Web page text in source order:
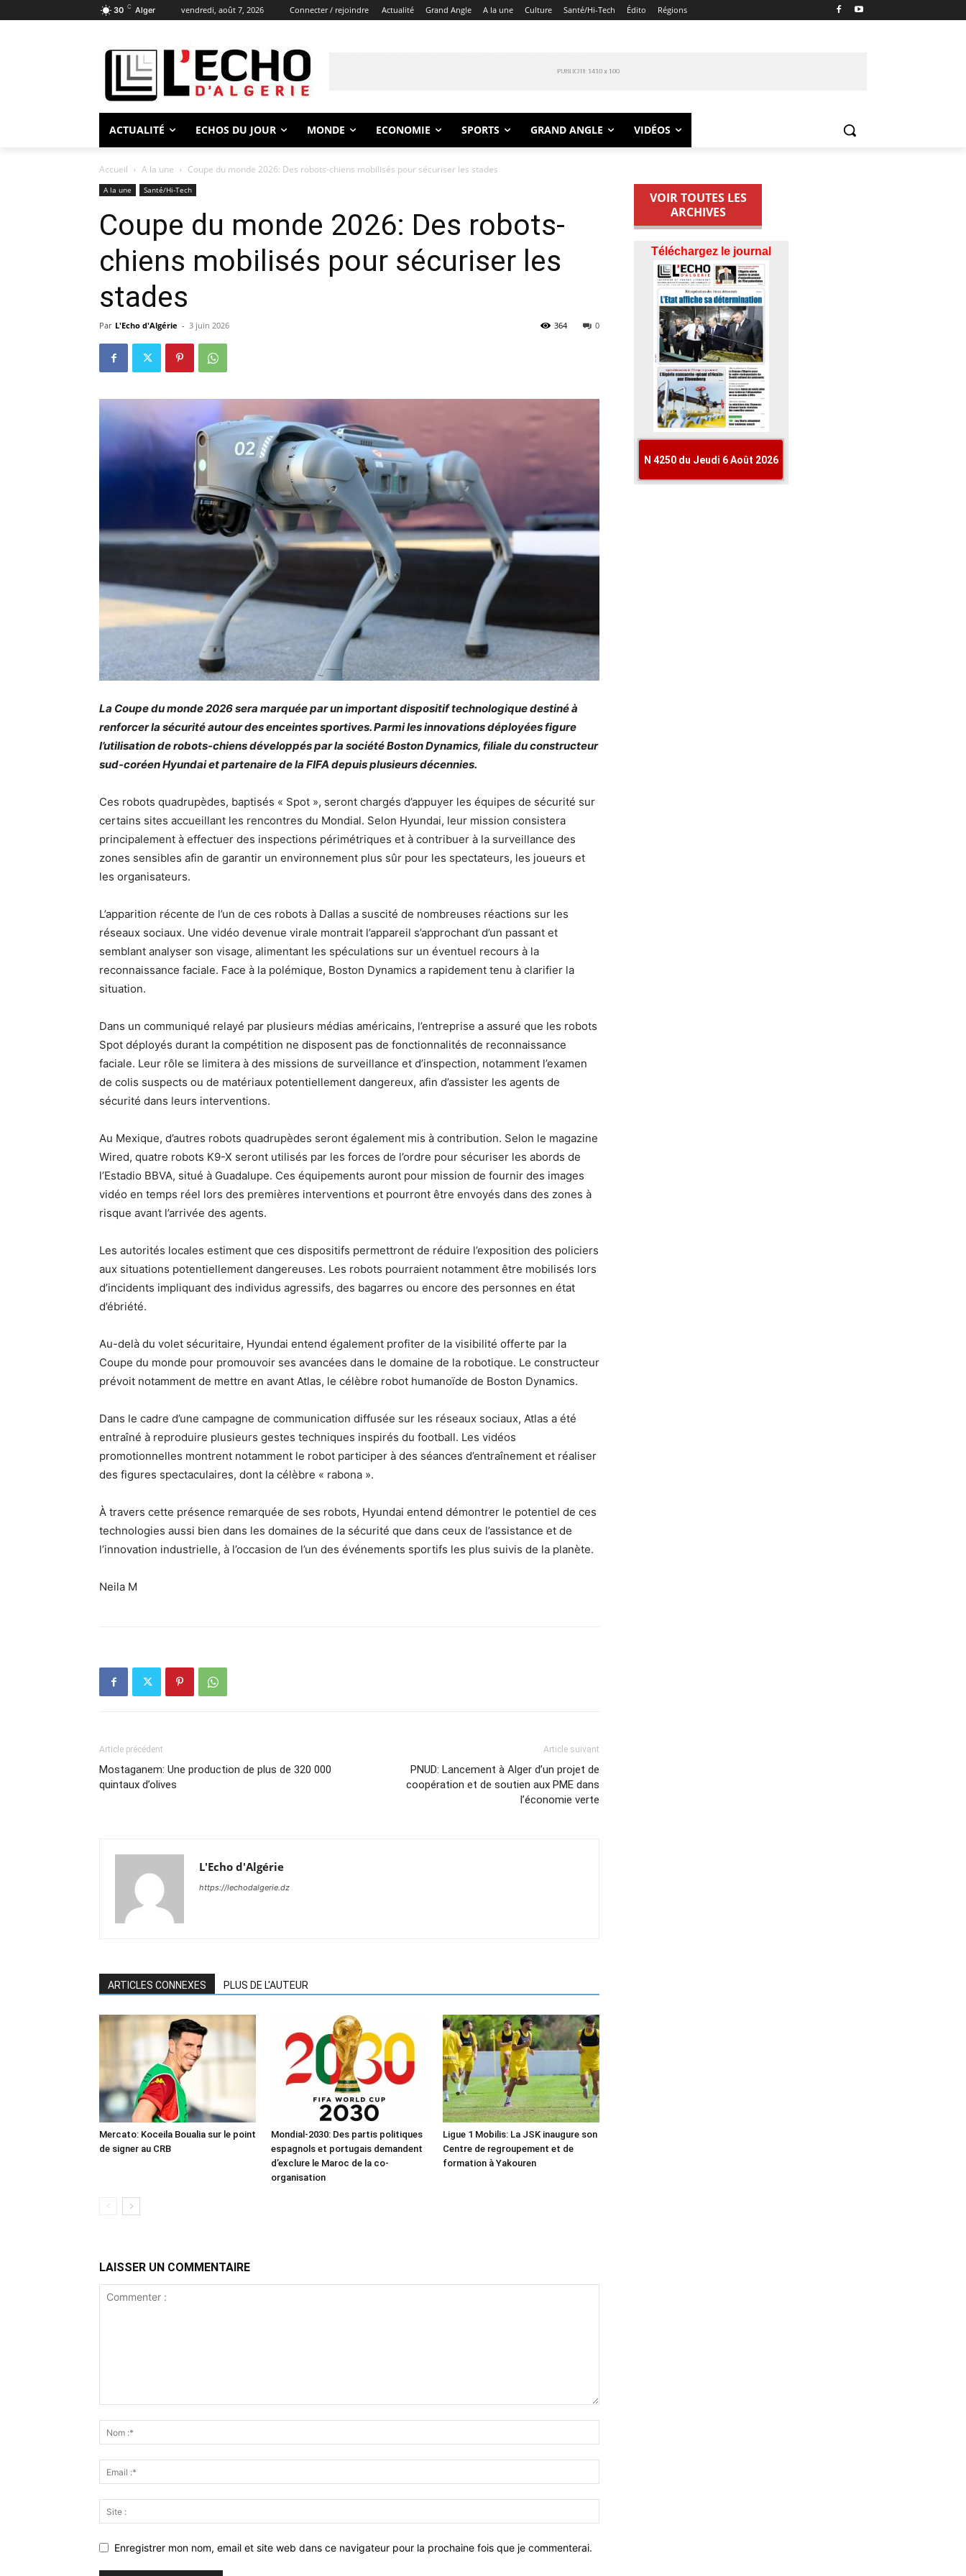
30 C Alger vendredi, août 7, 2026 Connecter / rejoindre Actualité Grand Angle A la une Culture Santé/Hi-Tech Édito Régions
ACTUALITÉ ECHOS DU JOUR MONDE ECONOMIE SPORTS GRAND ANGLE VIDÉOS
Accueil A la une Coupe du monde 2026: Des robots-chiens mobilisés pour sécuriser les stades
A la une Santé/Hi-Tech
Coupe du monde 2026: Des robots-
chiens mobilisés pour sécuriser les
stades
Par L'Echo d'Algérie - 3 juin 2026 0
364
La Coupe du monde 2026 sera marquée par un important dispositif technologique destiné à
renforcer la sécurité autour des enceintes sportives. Parmi les innovations déployées figure
l’utilisation de robots-chiens développés par la société Boston Dynamics, filiale du constructeur
sud-coréen Hyundai et partenaire de la FIFA depuis plusieurs décennies.
Ces robots quadrupèdes, baptisés « Spot », seront chargés d’appuyer les équipes de sécurité sur
certains sites accueillant les rencontres du Mondial. Selon Hyundai, leur mission consistera
principalement à effectuer des inspections périmétriques et à contribuer à la surveillance des
zones sensibles afin de garantir un environnement plus sûr pour les spectateurs, les joueurs et
les organisateurs.
L’apparition récente de l’un de ces robots à Dallas a suscité de nombreuses réactions sur les
réseaux sociaux. Une vidéo devenue virale montrait l’appareil s’approchant d’un passant et
semblant analyser son visage, alimentant les spéculations sur un éventuel recours à la
reconnaissance faciale. Face à la polémique, Boston Dynamics a rapidement tenu à clarifier la
situation.
Dans un communiqué relayé par plusieurs médias américains, l’entreprise a assuré que les robots
Spot déployés durant la compétition ne disposent pas de fonctionnalités de reconnaissance
faciale. Leur rôle se limitera à des missions de surveillance et d’inspection, notamment l’examen
de colis suspects ou de matériaux potentiellement dangereux, afin d’assister les agents de
sécurité dans leurs interventions.
Au Mexique, d’autres robots quadrupèdes seront également mis à contribution. Selon le magazine
Wired, quatre robots K9-X seront utilisés par les forces de l’ordre pour sécuriser les abords de
l’Estadio BBVA, situé à Guadalupe. Ces équipements auront pour mission de fournir des images
vidéo en temps réel lors des premières interventions et pourront être envoyés dans des zones à
risque avant l’arrivée des agents.
Les autorités locales estiment que ces dispositifs permettront de réduire l’exposition des policiers
aux situations potentiellement dangereuses. Les robots pourraient notamment être mobilisés lors
d’incidents impliquant des individus agressifs, des bagarres ou encore des personnes en état
d’ébriété.
Au-delà du volet sécuritaire, Hyundai entend également profiter de la visibilité offerte par la
Coupe du monde pour promouvoir ses avancées dans le domaine de la robotique. Le constructeur
prévoit notamment de mettre en avant Atlas, le célèbre robot humanoïde de Boston Dynamics.
Dans le cadre d’une campagne de communication diffusée sur les réseaux sociaux, Atlas a été
entraîné à reproduire plusieurs gestes techniques inspirés du football. Les vidéos
promotionnelles montrent notamment le robot participer à des séances d’entraînement et réaliser
des figures spectaculaires, dont la célèbre « rabona ».
À travers cette présence remarquée de ses robots, Hyundai entend démontrer le potentiel de ces
technologies aussi bien dans les domaines de la sécurité que dans ceux de l’assistance et de
l’innovation industrielle, à l’occasion de l’un des événements sportifs les plus suivis de la planète.
Neila M
Article précédent
Mostaganem: Une production de plus de 320 000
quintaux d’olives
Article suivant
PNUD: Lancement à Alger d’un projet de
coopération et de soutien aux PME dans
l’économie verte
L'Echo d'Algérie
https://lechodalgerie.dz
ARTICLES CONNEXES PLUS DE L'AUTEUR
Mercato: Koceila Boualia sur le point
de signer au CRB
Mondial-2030: Des partis politiques
espagnols et portugais demandent
d’exclure le Maroc de la co-
organisation
Ligue 1 Mobilis: La JSK inaugure son
Centre de regroupement et de
formation à Yakouren
LAISSER UN COMMENTAIRE
Enregistrer mon nom, email et site web dans ce navigateur pour la prochaine fois que je commenterai.
VOIR TOUTES LES
ARCHIVES